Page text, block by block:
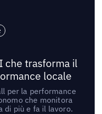
che trasforma il
locale
per la performance
che monitora
di più e fa il lavoro.